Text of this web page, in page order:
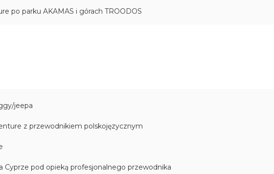
po parku AKAMAS i górach TROODOS
jeepa
z przewodnikiem polskojęzycznym
Cyprze pod opieką profesjonalnego przewodnika